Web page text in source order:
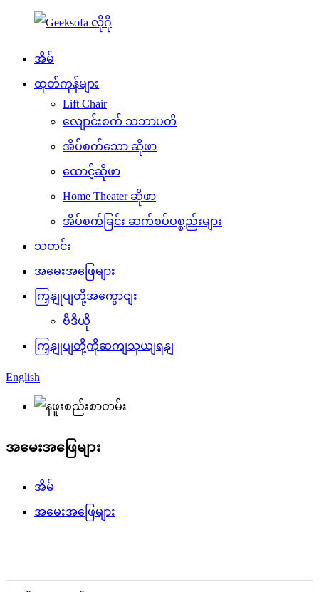
အိမ်
ထုတ်ကုန်များ
Lift Chair
လျောင်းစက် သဘာပတိ
အိပ်စက်သော ဆိုဖာ
ထောင့်ဆိုဖာ
Home Theater ဆိုဖာ
အိပ်စက်ခြင်း ဆက်စပ်ပစ္စည်းများ
သတင်း
အမေးအဖြေများ
ကြှနျုပျတို့အကွောငျး
ဗီဒီယို
ကြှနျုပျတို့ကိုဆကျသှယျရနျ
English
အမေးအဖြေများ
အိမ်
အမေးအဖြေများ